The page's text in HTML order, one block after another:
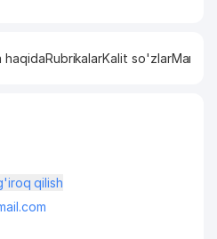
haqidaRubrikalarKalit so'zlarManzil
qilish